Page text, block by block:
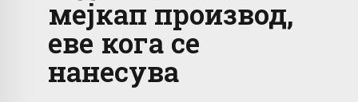
мејкап производ,
еве кога се
нанесува